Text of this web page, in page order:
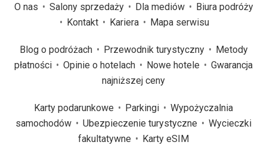
O nas Salony sprzedaży Dla mediów
Biura podróży
Kontakt
Kariera Mapa serwisu
Blog o podróżach Przewodnik turystyczny
Metody
płatności
Opinie o hotelach Nowe hotele
Gwarancja
najniższej ceny
Karty podarunkowe Parkingi
Wypożyczalnia
samochodów
Ubezpieczenie turystyczne
Wycieczki
fakultatywne
Karty eSIM